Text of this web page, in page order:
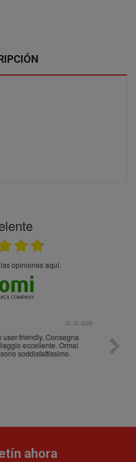
las opiniones aquí.
21.05.2026
friendly. Consegna
eccellente. Ormai
soddisfattissimo.
10/10
ahora